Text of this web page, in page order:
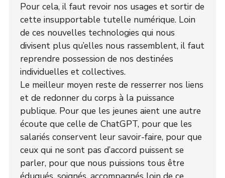
Pour cela, il faut revoir nos usages et sortir de
cette insupportable tutelle numérique. Loin
de ces nouvelles technologies qui nous
divisent plus qu’elles nous rassemblent, il faut
reprendre possession de nos destinées
individuelles et collectives.
Le meilleur moyen reste de resserrer nos liens
et de redonner du corps à la puissance
publique. Pour que les jeunes aient une autre
écoute que celle de ChatGPT, pour que les
salariés conservent leur savoir-faire, pour que
ceux qui ne sont pas d’accord puissent se
parler, pour que nous puissions tous être